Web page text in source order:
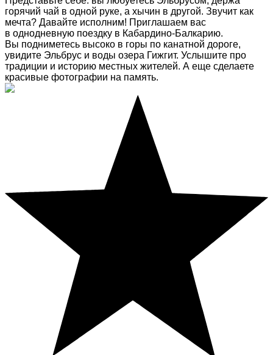
горячий чай в одной руке, а хычин в другой. Звучит как
мечта? Давайте исполним! Приглашаем вас
в однодневную поездку в Кабардино-Балкарию.
Вы подниметесь высоко в горы по канатной дороге,
увидите Эльбрус и воды озера Гижгит. Услышите про
традиции и историю местных жителей. А еще сделаете
красивые фотографии на память.